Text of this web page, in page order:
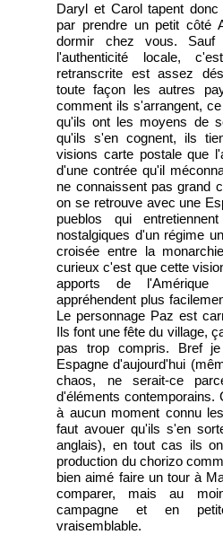
Daryl et Carol tapent
par prendre un petit côté
dormir chez vous.
l'authenticité locale,
retranscrite est assez
toute façon les autres
comment ils s'arrangent,
qu'ils ont les moyens de
qu'ils s'en cognent, ils
visions carte postale que
d'une contrée qu'il
ne connaissent pas grand
on se retrouve avec une
pueblos qui
nostalgiques d'un régime
croisée entre la
curieux c'est que cette
apports de
appréhendent plus
Le personnage Paz est
Ils font une fête du village,
pas trop compris. Bref
Espagne d'aujourd'hui
chaos, ne serait-ce
d'éléments contemporains.
à aucun moment connu
faut avouer qu'ils s'en
anglais), en tout cas ils
production du chorizo
bien aimé faire un tour à
comparer, mais au
campagne et en
vraisemblable.